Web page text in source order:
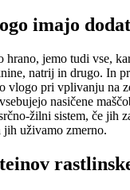
imajo
jemo tudi vse,
natrij in drugo. In
vlogo pri vplivanju na
nasičene
žilni sistem, če jih
jih uživamo zmerno.